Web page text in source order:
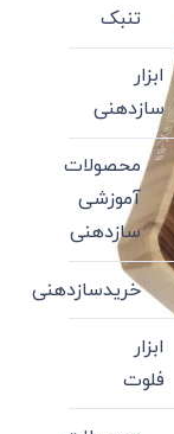
تنبک
ابزار
سازدهنی
محصولات
آموزشی
سازدهنی
خریدسازدهنی
ابزار
فلوت